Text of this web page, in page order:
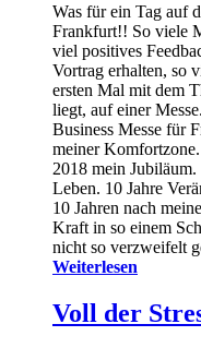
Was für ein Tag auf
Frankfurt!! So viele
viel positives
Vortrag erhalten, so
ersten Mal mit dem
liegt, auf einer
Business Messe für
meiner
2018 mein Jubiläum.
Leben. 10 Jahre
10 Jahren nach
Kraft in so einem
nicht so verzweifelt
Weiterlesen
Voll der